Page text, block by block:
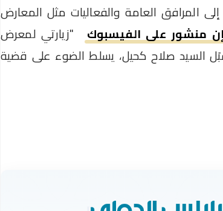
المرافق العامة والفعاليات مثل المعارض
منشور على الفيسبوك
"زيارتي لمعرض
الذي كُتب بتاريخ 11 مايو 2023 من قِبَل السيد صلاح كحيل، يسلط الضوء على قضية